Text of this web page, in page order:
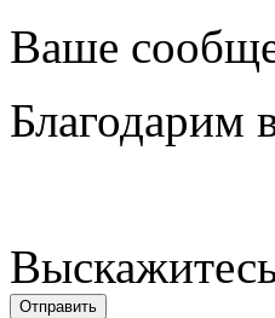
Ваше
Благодарим
Отправить